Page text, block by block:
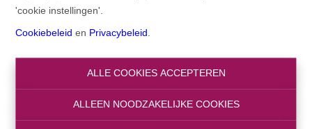
'cookie instellingen'.
Cookiebeleid en Privacybeleid
ALLE COOKIES ACCEPTEREN
ALLEEN NOODZAKELIJKE COOKIES